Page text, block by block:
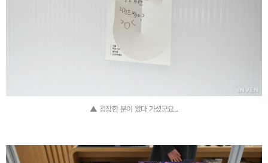
▲ 굉장한 분이 왔다 가셨군요...